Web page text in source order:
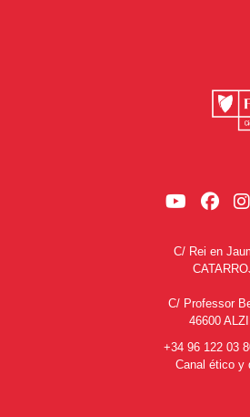
C/ Rei en
C/ Professor
46600
+34 96 122 03
Canal ético y